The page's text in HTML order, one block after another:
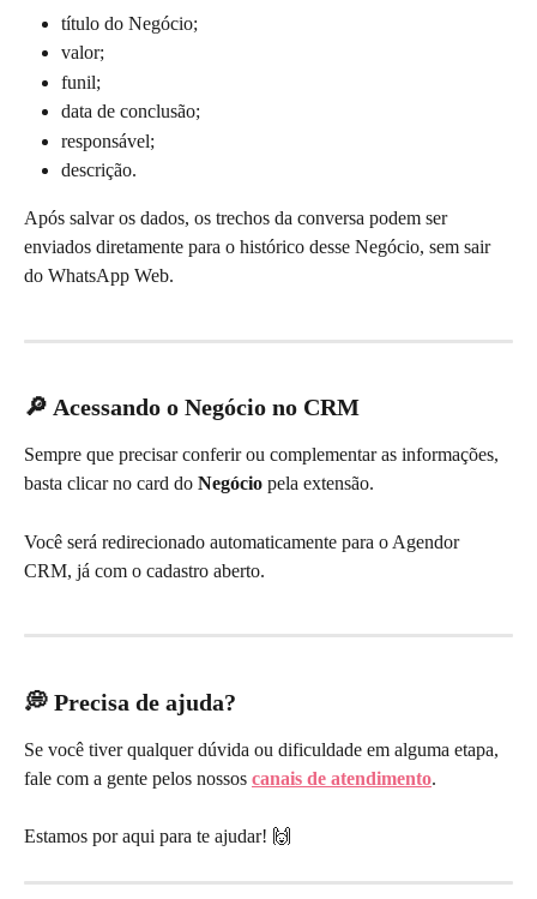
título do Negócio;
valor;
funil;
data de conclusão;
responsável;
descrição.
Após salvar os dados, os trechos da conversa podem ser
enviados diretamente para o histórico desse Negócio, sem sair
do WhatsApp Web.
🔎 Acessando o Negócio no CRM
Sempre que precisar conferir ou complementar as informações,
basta clicar no card do Negócio pela extensão.
Você será redirecionado automaticamente para o Agendor
CRM, já com o cadastro aberto.
💭 Precisa de ajuda?
Se você tiver qualquer dúvida ou dificuldade em alguma etapa,
fale com a gente pelos nossos canais de atendimento.
Estamos por aqui para te ajudar! 🙌